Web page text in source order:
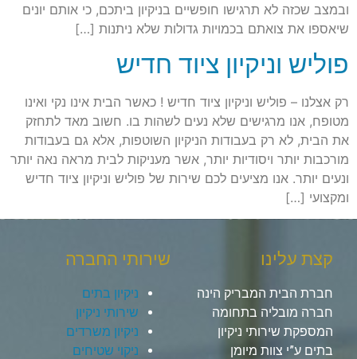
ובמצב שכזה לא תרגישו חופשיים בניקיון ביתכם, כי אותם יונים
שיאספו את צואתם בכמויות גדולות שלא ניתנות […]
פוליש וניקיון ציוד חדיש
רק אצלנו – פוליש וניקיון ציוד חדיש ! כאשר הבית אינו נקי ואינו
מטופח, אנו מרגישים שלא נעים לשהות בו. חשוב מאד לתחזק
את הבית, לא רק בעבודות הניקיון השוטפות, אלא גם בעבודות
מורכבות יותר ויסודיות יותר, אשר מעניקות לבית מראה נאה יותר
ונעים יותר. אנו מציעים לכם שירות של פוליש וניקיון ציוד חדיש
ומקצועי […]
קצת עלינו
חברת הבית המבריק הינה
חברה מובליה בתחומה
המספקת שירותי ניקיון
בתים ע”י צוות מיומן
שירותי החברה
ניקיון בתים
שירותי ניקיון
ניקיון משרדים
ניקוי שטיחים